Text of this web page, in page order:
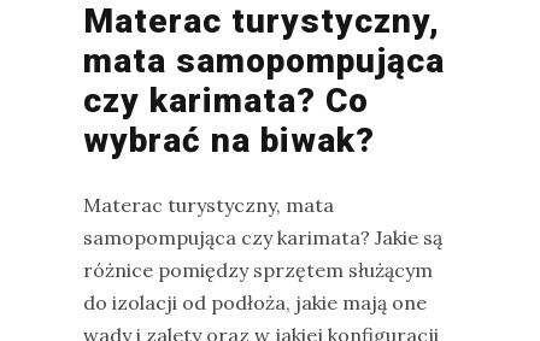
Materac turystyczny,
mata samopompująca
czy karimata? Co
wybrać na biwak?
Materac turystyczny, mata
samopompująca czy karimata? Jakie są
różnice pomiędzy sprzętem służącym
do izolacji od podłoża, jakie mają one
wady i zalety oraz w jakiej konfiguracji